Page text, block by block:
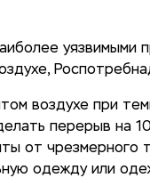
воздухе при
перерыв на
от чрезмерного
одежду или